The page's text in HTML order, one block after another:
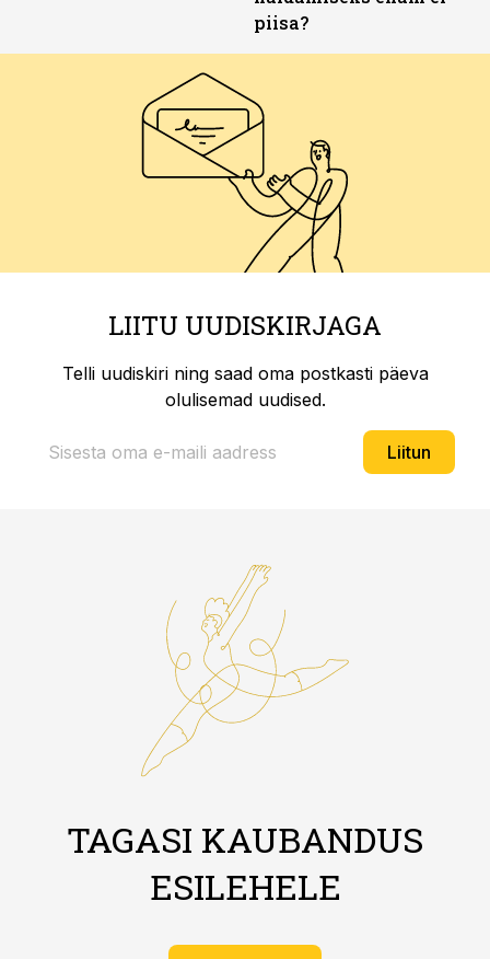
piisa?
LIITU UUDISKIRJAGA
Telli uudiskiri ning saad oma postkasti päeva
olulisemad uudised.
Liitun
TAGASI KAUBANDUS
ESILEHELE